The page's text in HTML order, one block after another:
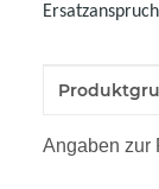
Wert
Angaben zur